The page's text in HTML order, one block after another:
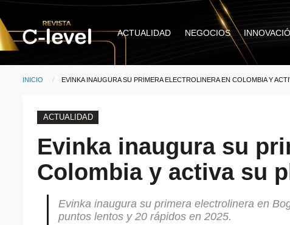
Pasar al contenido principal
Main
ACTUALIDAD NEGOCIOS
INICIO CURRENT:
EVINKA INAUGURA SU PRIMERA ELECTROLINERA EN COLOMBIA Y
ACTUALIDAD
Evinka inaugura su
Colombia y activa su
Evinka inaugura su primera electrolinera en
puntos lentos y 20 rápidos en 2025.